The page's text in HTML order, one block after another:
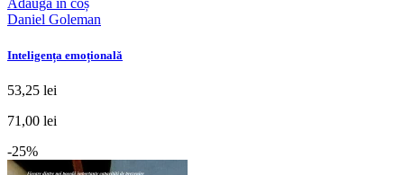
Adaugă în coș
Daniel Goleman
Inteligența emoțională
53,25 lei
71,00 lei
-25%